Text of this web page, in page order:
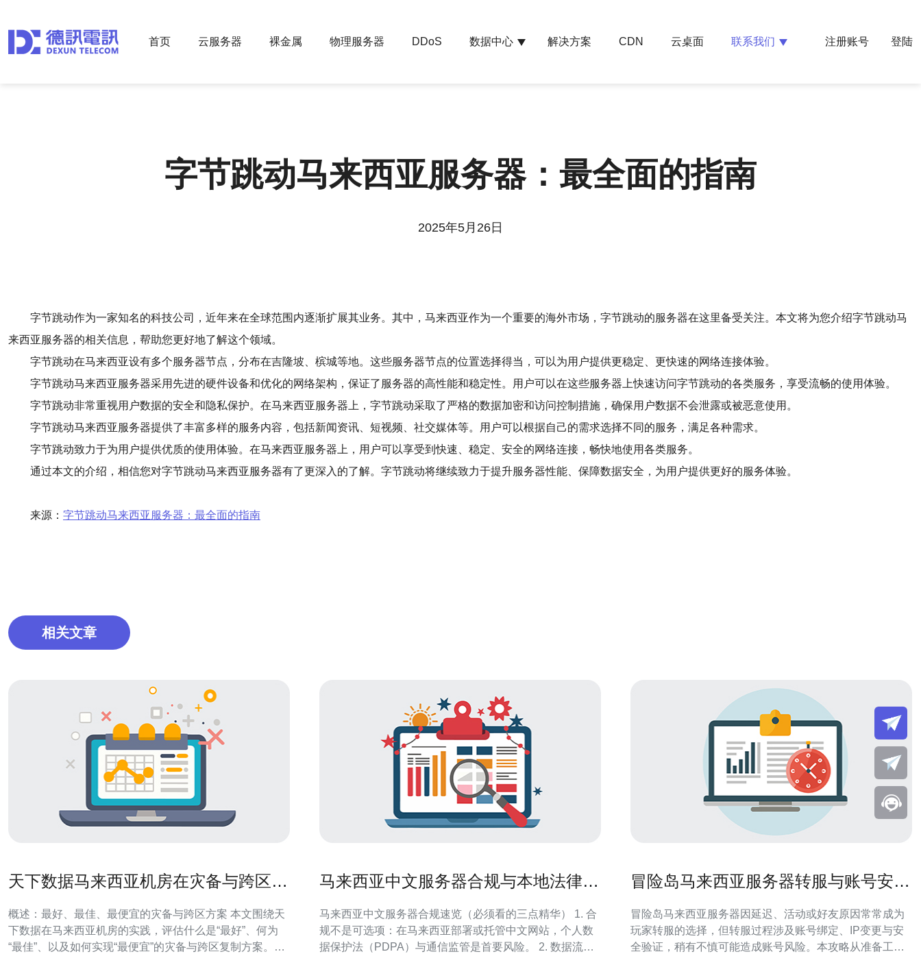
首页 云服务器 裸金属 物理服务器 DDoS 数据中心 解决方案 CDN 云桌面 联系我们 注册账号 登陆
字节跳动马来西亚服务器：最全面的指南
2025年5月26日
字节跳动作为一家知名的科技公司，近年来在全球范围内逐渐扩展其业务。其中，马来西亚作为一个重要的海外市场，字节跳动的服务器在这里备受关注。本文将为您介绍字节跳动马
来西亚服务器的相关信息，帮助您更好地了解这个领域。
字节跳动在马来西亚设有多个服务器节点，分布在吉隆坡、槟城等地。这些服务器节点的位置选择得当，可以为用户提供更稳定、更快速的网络连接体验。
字节跳动马来西亚服务器采用先进的硬件设备和优化的网络架构，保证了服务器的高性能和稳定性。用户可以在这些服务器上快速访问字节跳动的各类服务，享受流畅的使用体验。
字节跳动非常重视用户数据的安全和隐私保护。在马来西亚服务器上，字节跳动采取了严格的数据加密和访问控制措施，确保用户数据不会泄露或被恶意使用。
字节跳动马来西亚服务器提供了丰富多样的服务内容，包括新闻资讯、短视频、社交媒体等。用户可以根据自己的需求选择不同的服务，满足各种需求。
字节跳动致力于为用户提供优质的使用体验。在马来西亚服务器上，用户可以享受到快速、稳定、安全的网络连接，畅快地使用各类服务。
通过本文的介绍，相信您对字节跳动马来西亚服务器有了更深入的了解。字节跳动将继续致力于提升服务器性能、保障数据安全，为用户提供更好的服务体验。
来源： 字节跳动马来西亚服务器：最全面的指南
相关文章
天下数据马来西亚机房在灾备与跨区复
概述：最好、最佳、最便宜的灾备与跨区方案 本文围绕天
下数据在马来西亚机房的实践，评估什么是“最好”、何为
“最佳”、以及如何实现“最便宜”的灾备与跨区复制方案。对
马来西亚中文服务器合规与本地法律注
马来西亚中文服务器合规速览（必须看的三点精华） 1. 合
规不是可选项：在马来西亚部署或托管中文网站，个人数
据保护法（PDPA）与通信监管是首要风险。 2. 数据流动
冒险岛马来西亚服务器转服与账号安全
冒险岛马来西亚服务器因延迟、活动或好友原因常常成为
玩家转服的选择，但转服过程涉及账号绑定、IP变更与安
全验证，稍有不慎可能造成账号风险。本攻略从准备工